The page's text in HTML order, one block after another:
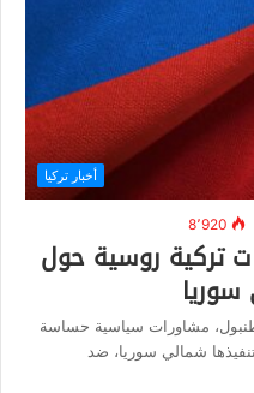
أخبار تركيا
8٬920
تركية روسية حول
مشاورات سياسية حساسة
شمالي سوريا، ضد